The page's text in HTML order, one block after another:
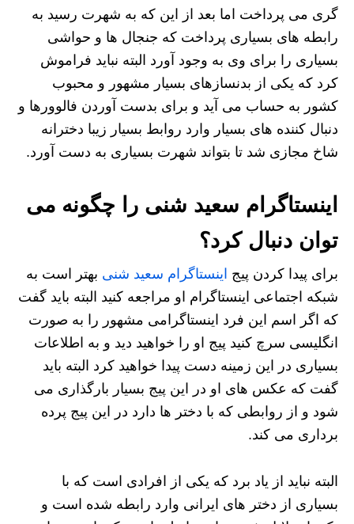
گری می پرداخت اما بعد از این که به شهرت رسید به
رابطه های بسیاری پرداخت که جنجال ها و حواشی
بسیاری را برای وی به وجود آورد البته نباید فراموش
کرد که یکی از بدنسازهای بسیار مشهور و محبوب
کشور به حساب می ‌آید و برای بدست آوردن فالوورها و
دنبال کننده های بسیار وارد روابط بسیار زیبا دخترانه
شاخ مجازی شد تا بتواند شهرت بسیاری به دست آورد.
اینستاگرام سعید شنی را چگونه می
توان دنبال کرد؟
برای پیدا کردن پیج اینستاگرام سعید شنی بهتر است به
شبکه اجتماعی اینستاگرام او مراجعه کنید البته باید گفت
که اگر اسم این فرد اینستاگرامی مشهور را به صورت
انگلیسی سرچ کنید پیج او را خواهید دید و به اطلاعات
بسیاری در این زمینه دست پیدا خواهید کرد البته باید
گفت که عکس های او در این پیج بسیار بارگذاری می‌
شود و از روابطی که با دختر ها دارد در این پیج پرده
برداری می کند.
البته نباید از یاد برد که یکی از افرادی است که با
بسیاری از دختر های ایرانی وارد رابطه شده است و